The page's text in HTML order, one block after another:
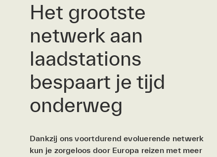
Het grootste
netwerk aan
laadstations
bespaart je tijd
onderweg
Dankzij ons voortdurend evoluerende netwerk
kun je zorgeloos door Europa reizen met meer